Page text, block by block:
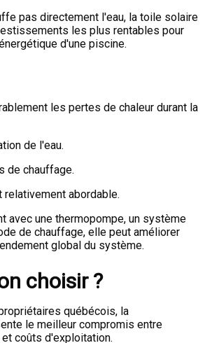
pas directement l'eau, la toile solaire
les plus rentables pour
d'une piscine.
les pertes de chaleur durant la
de l'eau.
de chauffage.
abordable.
avec une thermopompe, un système
de chauffage, elle peut améliorer
global du système.
choisir ?
québécois, la
le meilleur compromis entre
coûts d'exploitation.